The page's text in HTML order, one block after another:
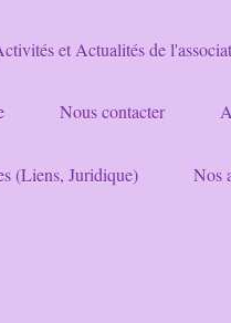
et Actualités de
Nous contacter
(Liens, Juridique) Nos